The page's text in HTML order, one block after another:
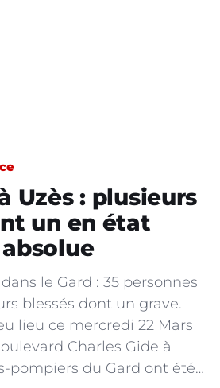
Uzès : plusieurs
un en état
le Gard : 35 personnes
blessés dont un grave.
lieu ce mercredi 22 Mars
Charles Gide à
pompiers du Gard ont été…